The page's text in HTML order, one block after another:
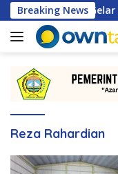
Langsung
ke
konten
Breaking News
Karimun Gelar
Reza Rahardian